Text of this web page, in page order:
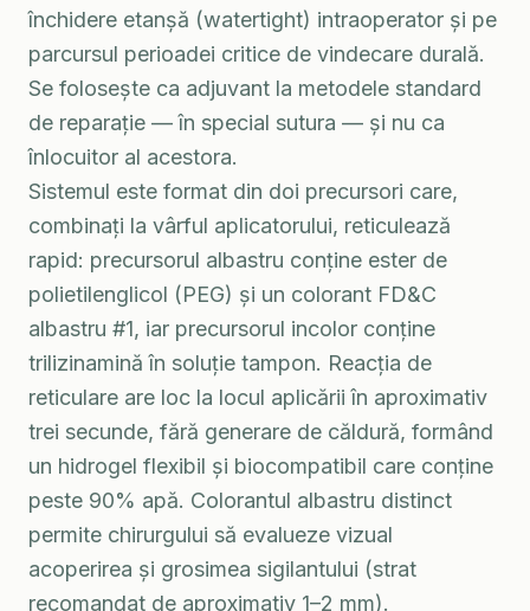
închidere etanșă (watertight) intraoperator și pe
parcursul perioadei critice de vindecare durală.
Se folosește ca adjuvant la metodele standard
de reparație — în special sutura — și nu ca
înlocuitor al acestora.
Sistemul este format din doi precursori care,
combinați la vârful aplicatorului, reticulează
rapid: precursorul albastru conține ester de
polietilenglicol (PEG) și un colorant FD&C
albastru #1, iar precursorul incolor conține
trilizinamină în soluție tampon. Reacția de
reticulare are loc la locul aplicării în aproximativ
trei secunde, fără generare de căldură, formând
un hidrogel flexibil și biocompatibil care conține
peste 90% apă. Colorantul albastru distinct
permite chirurgului să evalueze vizual
acoperirea și grosimea sigilantului (strat
recomandat de aproximativ 1–2 mm).